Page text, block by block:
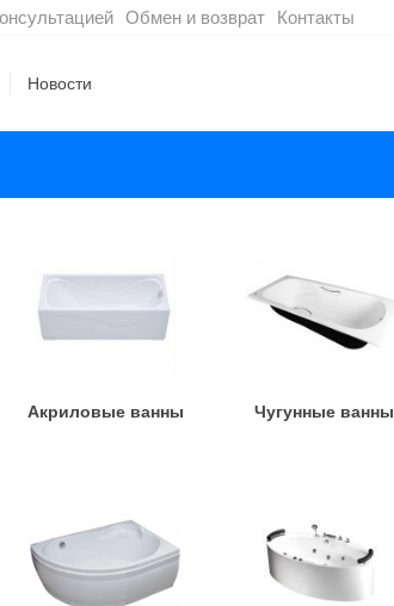
Обмен и возврат Контакты
Новости
Акриловые ванны Чугунные ванны